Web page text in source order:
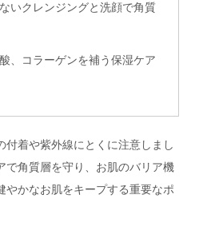
いクレンジングと洗顔で角質
、コラーゲンを補う保湿ケア
付着や紫外線にとくに注意しまし
で角質層を守り、お肌のバリア機
やかなお肌をキープする重要なポ